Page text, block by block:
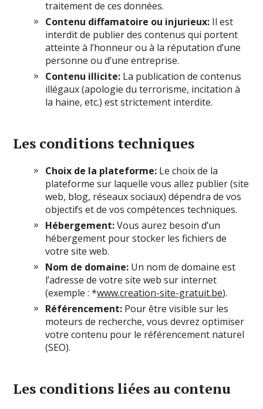
traitement de ces données.
Contenu diffamatoire ou injurieux: Il est
interdit de publier des contenus qui portent
atteinte à l’honneur ou à la réputation d’une
personne ou d’une entreprise.
Contenu illicite: La publication de contenus
illégaux (apologie du terrorisme, incitation à
la haine, etc.) est strictement interdite.
Les conditions techniques
Choix de la plateforme: Le choix de la
plateforme sur laquelle vous allez publier (site
web, blog, réseaux sociaux) dépendra de vos
objectifs et de vos compétences techniques.
Hébergement:Vous aurez besoin d’un
hébergement pour stocker les fichiers de
votre site web.
Nom de domaine: Un nom de domaine est
l’adresse de votre site web sur internet
(exemple : *www.creation-site-gratuit.be).
Référencement: Pour être visible sur les
moteurs de recherche, vous devrez optimiser
votre contenu pour le référencement naturel
(SEO).
Les conditions liées au contenu